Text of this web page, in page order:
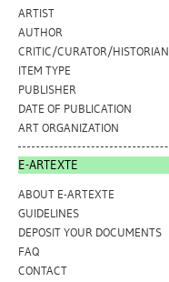
ARTIST
AUTHOR
CRITIC/CURATOR/HISTORIAN
ITEM TYPE
PUBLISHER
DATE OF PUBLICATION
ART ORGANIZATION
E-ARTEXTE
ABOUT E-ARTEXTE
GUIDELINES
DEPOSIT YOUR DOCUMENTS
FAQ
CONTACT